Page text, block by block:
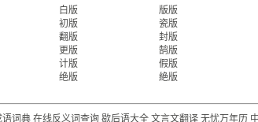
白版 版版
初版 瓷版
翻版 封版
更版 鹄版
计版 假版
绝版 絶版
语词典 在线反义词查询 歇后语大全 文言文翻译 无忧万年历